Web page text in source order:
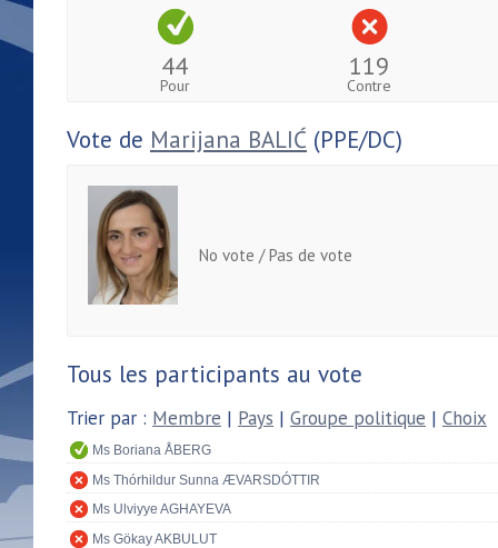
44
Pour
119
Contre
Vote de Marijana BALIĆ (PPE/DC)
No vote / Pas de vote
Tous les participants au vote
Trier par : Membre | Pays | Groupe politique | Choix
Ms Boriana ÅBERG
Ms Thórhildur Sunna ÆVARSDÓTTIR
Ms Ulviyye AGHAYEVA
Ms Gökay AKBULUT